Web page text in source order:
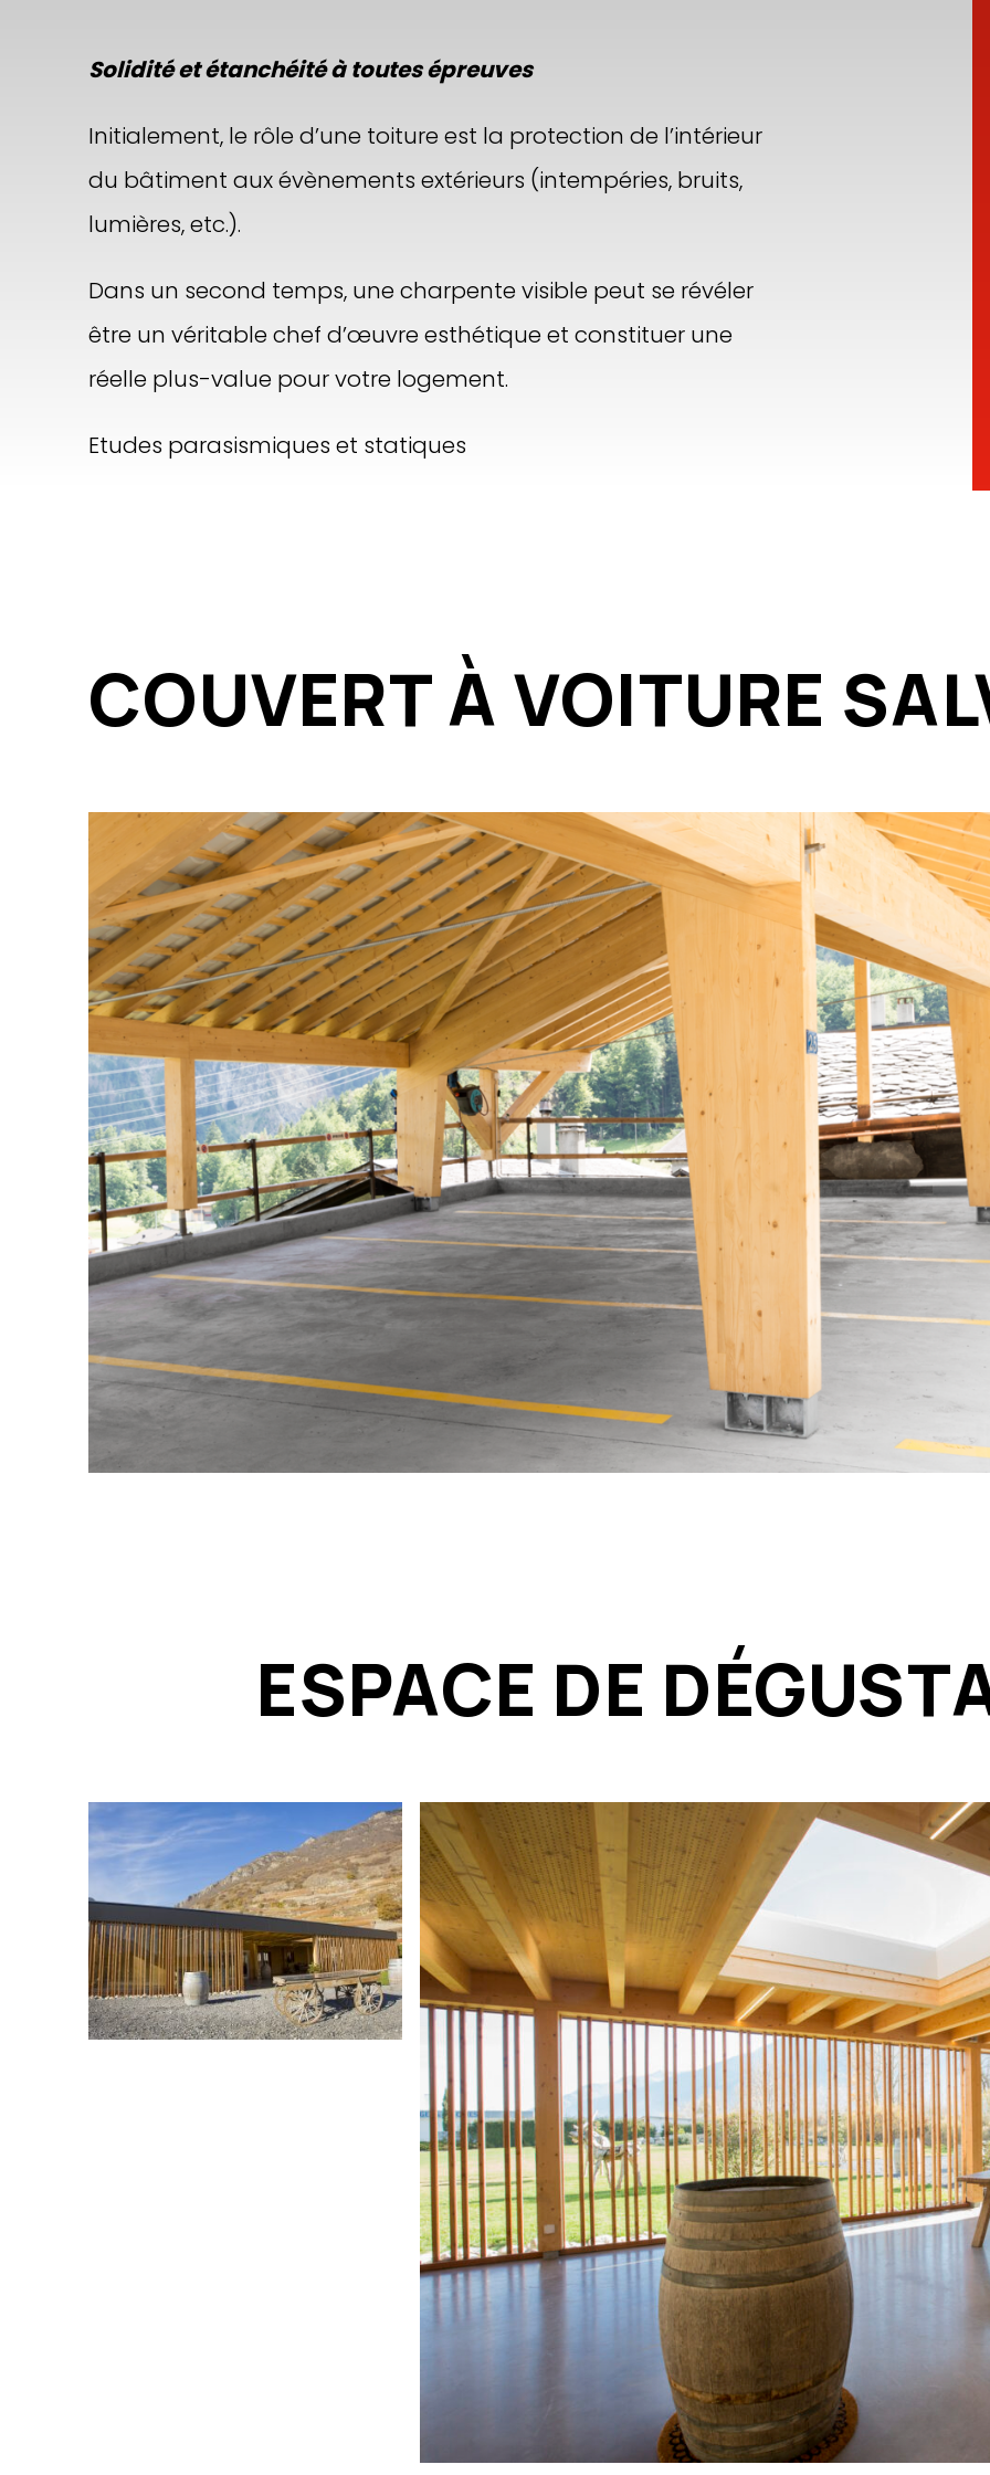
Solidité et étanchéité à toutes épreuves
Initialement, le rôle d’une toiture est la protection de l’intérieur
du bâtiment aux évènements extérieurs (intempéries, bruits,
lumières, etc.).
Dans un second temps, une charpente visible peut se révéler
être un véritable chef d’œuvre esthétique et constituer une
réelle plus-value pour votre logement.
Etudes parasismiques et statiques
COUVERT À VOITURE
ESPACE DE